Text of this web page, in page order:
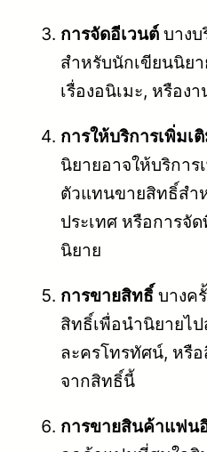
การจัดอีเวนต์ บาง
สำหรับนักเขียนนิย
เรื่องอนิเมะ, หรือง
การให้บริการเพิ่มเ
นิยายอาจให้บริการ
ตัวแทนขายสิทธิ์สำ
ประเทศ หรือการจั
นิยาย
การขายสิทธิ์ บางค
สิทธิ์เพื่อนำนิยายไ
ละครโทรทัศน์, หรื
จากสิทธิ์นี้
การขายสินค้าแฟน